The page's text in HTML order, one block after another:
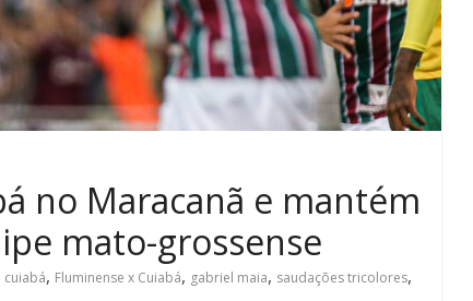
no Maracanã e mantém
mato-grossense
cuiabá, Fluminense x Cuiabá, gabriel maia, saudações tricolores,